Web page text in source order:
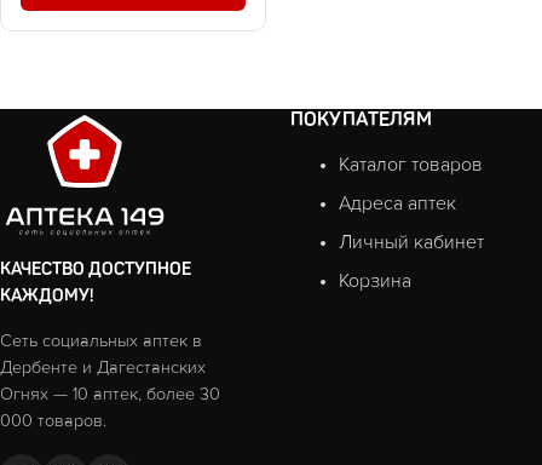
КАЧЕСТВО ДОСТУПНОЕ
КАЖДОМУ!
Сеть социальных аптек в
Дербенте и Дагестанских
Огнях — 10 аптек, более 30
000 товаров.
ПОКУПАТЕЛЯМ
Каталог товаров
Адреса аптек
Личный кабинет
Корзина